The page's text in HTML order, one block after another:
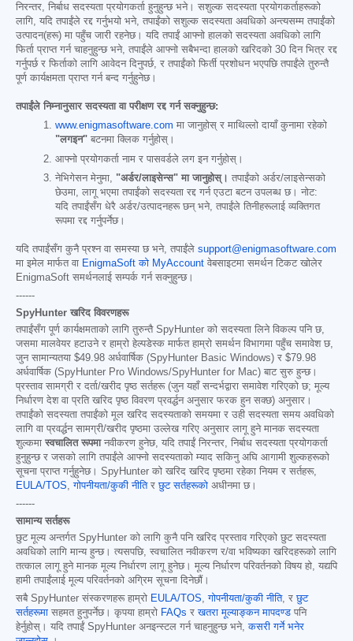
निरन्तर, निर्बाध सदस्यता प्रयोगकर्ता हुनुहुन्छ भने। सशुल्क सदस्यता प्रयोगकर्ताहरूको
लागि, यदि तपाईंले रद्द गर्नुभयो भने, तपाईंको सशुल्क सदस्यता अवधिको अन्त्यसम्म तपाईंको
उत्पादन(हरू) मा पहुँच जारी रहनेछ। यदि तपाईं आफ्नो हालको सदस्यता अवधिको लागि
फिर्ता प्राप्त गर्न चाहनुहुन्छ भने, तपाईंले आफ्नो सबैभन्दा हालको खरिदको 30 दिन भित्र रद्द
गर्नुपर्छ र फिर्ताको लागि आवेदन दिनुपर्छ, र तपाईंको फिर्ती प्रशोधन भएपछि तपाईंले तुरुन्तै
पूर्ण कार्यक्षमता प्राप्त गर्न बन्द गर्नुहुनेछ।
तपाईंले निम्नानुसार सदस्यता वा परीक्षण रद्द गर्न सक्नुहुन्छ:
www.enigmasoftware.com मा जानुहोस् र माथिल्लो दायाँ कुनामा रहेको
"लगइन" बटनमा क्लिक गर्नुहोस्।
आफ्नो प्रयोगकर्ता नाम र पासवर्डले लग इन गर्नुहोस्।
नेभिगेसन मेनुमा, "अर्डर/लाइसेन्स" मा जानुहोस्। तपाईंको अर्डर/लाइसेन्सको
छेउमा, लागू भएमा तपाईंको सदस्यता रद्द गर्न एउटा बटन उपलब्ध छ। नोट:
यदि तपाईंसँग धेरै अर्डर/उत्पादनहरू छन् भने, तपाईंले तिनीहरूलाई व्यक्तिगत
रूपमा रद्द गर्नुपर्नेछ।
यदि तपाईंसँग कुनै प्रश्न वा समस्या छ भने, तपाईंले support@enigmasoftware.com
मा इमेल मार्फत वा EnigmaSoft को MyAccount वेबसाइटमा समर्थन टिकट खोलेर
EnigmaSoft समर्थनलाई सम्पर्क गर्न सक्नुहुन्छ।
------
SpyHunter खरिद विवरणहरू
तपाईंसँग पूर्ण कार्यक्षमताको लागि तुरुन्तै SpyHunter को सदस्यता लिने विकल्प पनि छ,
जसमा मालवेयर हटाउने र हाम्रो हेल्पडेस्क मार्फत हाम्रो समर्थन विभागमा पहुँच समावेश छ,
जुन सामान्यतया $49.98 अर्धवार्षिक (SpyHunter Basic Windows) र $79.98
अर्धवार्षिक (SpyHunter Pro Windows/SpyHunter for Mac) बाट सुरु हुन्छ।
प्रस्ताव सामग्री र दर्ता/खरीद पृष्ठ सर्तहरू (जुन यहाँ सन्दर्भद्वारा समावेश गरिएको छ; मूल्य
निर्धारण देश वा प्रति खरिद पृष्ठ विवरण प्रवर्द्धन अनुसार फरक हुन सक्छ) अनुसार।
तपाईंको सदस्यता तपाईंको मूल खरिद सदस्यताको समयमा र उही सदस्यता समय अवधिको
लागि वा प्रवर्द्धन सामग्री/खरीद पृष्ठमा उल्लेख गरिए अनुसार लागू हुने मानक सदस्यता
शुल्कमा स्वचालित रूपमानवीकरण हुनेछ, यदि तपाईं निरन्तर, निर्बाध सदस्यता प्रयोगकर्ता
हुनुहुन्छ र जसको लागि तपाईंले आफ्नो सदस्यताको म्याद सकिनु अघि आगामी शुल्कहरूको
सूचना प्राप्त गर्नुहुनेछ। SpyHunter को खरिद खरिद पृष्ठमा रहेका नियम र सर्तहरू,
EULA/TOS,गोपनीयता/कुकी नीतिरछुट सर्तहरूको अधीनमा छ।
------
सामान्य सर्तहरू
छुट मूल्य अन्तर्गत SpyHunter को लागि कुनै पनि खरिद प्रस्ताव गरिएको छुट सदस्यता
अवधिको लागि मान्य हुन्छ। त्यसपछि, स्वचालित नवीकरण र/वा भविष्यका खरिदहरूको लागि
तत्काल लागू हुने मानक मूल्य निर्धारण लागू हुनेछ। मूल्य निर्धारण परिवर्तनको विषय हो, यद्यपि
हामी तपाईंलाई मूल्य परिवर्तनको अग्रिम सूचना दिनेछौं।
सबै SpyHunter संस्करणहरू हाम्रो EULA/TOS,गोपनीयता/कुकी नीति, रछुट
सर्तहरूमा सहमत हुनुपर्नेछ। कृपया हाम्रो FAQs रखतरा मूल्याङ्कन मापदण्ड पनि
हेर्नुहोस्। यदि तपाईं SpyHunter अनइन्स्टल गर्न चाहनुहुन्छ भने,कसरी गर्ने भनेर